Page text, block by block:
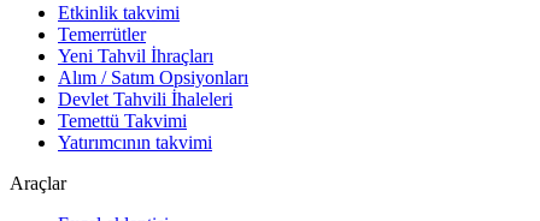
Etkinlik takvimi
Temerrütler
Yeni Tahvil İhraçları
Alım / Satım Opsiyonları
Devlet Tahvili İhaleleri
Temettü Takvimi
Yatırımcının takvimi
Araçlar